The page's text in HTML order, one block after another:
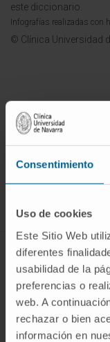
Consentimiento
Uso de cookies
Este Sitio Web
diferentes
usabilidad de la
preferencias o
web. A
rechazar o bien
información en
este diccionario.
Infografías realizadas con
© Clínica Universidad
ENFERMEDADES
Enfermedades
Pruebas diagnósticas
Tratamientos